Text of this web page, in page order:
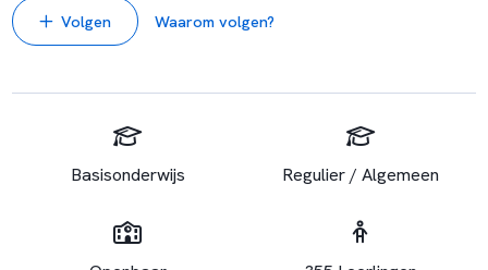
Volgen Waarom volgen?
Basisonderwijs Regulier / Algemeen